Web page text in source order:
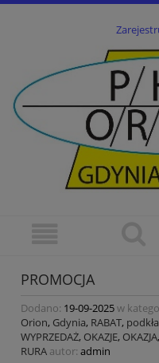
PROMOCJA
Dodano: 19-09-2025w
Orion, Gdynia, RABAT,
WYPRZEDAŻ, OKAZJE, OKAZJA,
RURA autor: admin